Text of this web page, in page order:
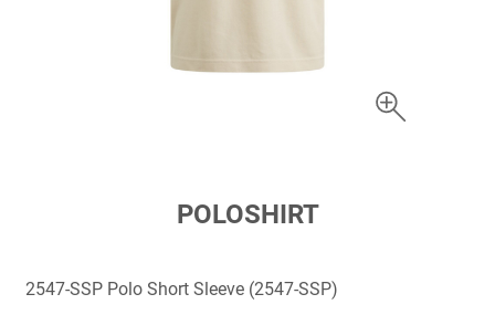
springen
POLOSHIRT
2547-SSP Polo Short Sleeve (2547-SSP)